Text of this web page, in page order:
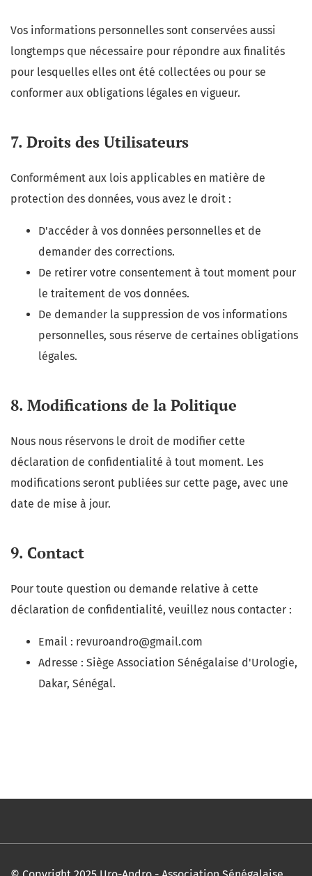
Vos informations personnelles sont conservées aussi
longtemps que nécessaire pour répondre aux finalités
pour lesquelles elles ont été collectées ou pour se
conformer aux obligations légales en vigueur.
7. Droits des Utilisateurs
Conformément aux lois applicables en matière de
protection des données, vous avez le droit :
D'accéder à vos données personnelles et de
demander des corrections.
De retirer votre consentement à tout moment pour
le traitement de vos données.
De demander la suppression de vos informations
personnelles, sous réserve de certaines obligations
légales.
8. Modifications de la Politique
Nous nous réservons le droit de modifier cette
déclaration de confidentialité à tout moment. Les
modifications seront publiées sur cette page, avec une
date de mise à jour.
9. Contact
Pour toute question ou demande relative à cette
déclaration de confidentialité, veuillez nous contacter :
Email : revuroandro@gmail.com
Adresse : Siège Association Sénégalaise d'Urologie,
Dakar, Sénégal.